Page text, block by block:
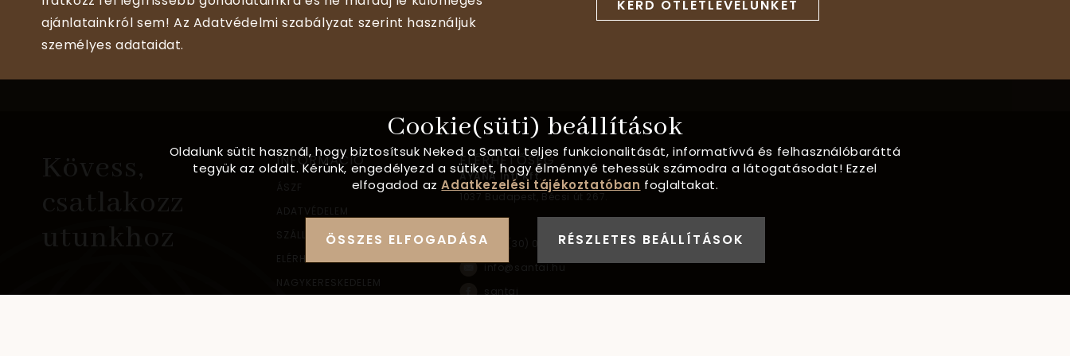
ajánlatainkról sem! Az Adatvédelmi szabályzat szerint használjuk
személyes adataidat.
KÉRD ÖTLETLEVELÜNKET
Kövess,
csatlakozz
utunkhoz
INFORMÁCIÓ
ÁSZF
ADATVÉDELEM
SZÁLLÍTÁSI INFORMÁCIÓ
ELÉRHETŐSÉG
NAGYKERESKEDELEM
ELÉRHETŐSÉG
AYANA Intl Kft.
1037 Budapest, Bécsi út 267.
+36 (30) 093-9900
info@santai.hu
santai
Cookie(süti) beállítások
Oldalunk sütit használ, hogy biztosítsuk Neked a Santai teljes funkcionalitását, informatívvá és felhasználóbaráttá
tegyük az oldalt. Kérünk, engedélyezd a sütiket, hogy élménnyé tehessük számodra a látogatásodat! Ezzel
elfogadod azAdatkezelési tájékoztatóban foglaltakat.
ÖSSZES ELFOGADÁSA RÉSZLETES BEÁLLÍTÁSOK